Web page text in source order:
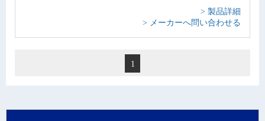
> 製品詳細
> メーカーへ問い合わせる
1